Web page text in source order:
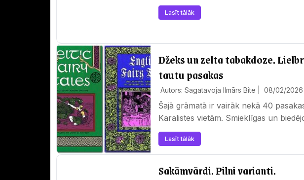
Lasīt tālāk
Džeks un zelta tabakdoze.
tautu pasakas
Autors: Sagatavoja Ilmārs Bite | 08/02/2026
Šajā grāmatā ir vairāk nekā 40
Karalistes vietām. Smieklīgas un
Lasīt tālāk
Sakāmvārdi. Pilni varianti.